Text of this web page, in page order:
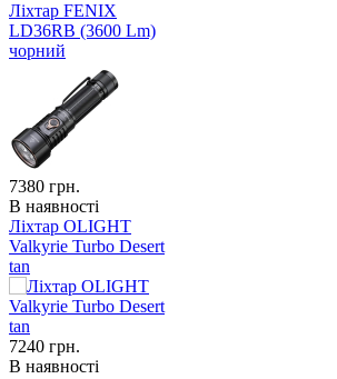
Ліхтар FENIX
LD36RB (3600 Lm)
чорний
7380 грн.
В наявності
Ліхтар OLIGHT
Valkyrie Turbo Desert
tan
7240 грн.
В наявності